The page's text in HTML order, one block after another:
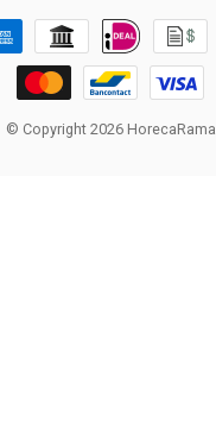
© Copyright 2026 HorecaRama